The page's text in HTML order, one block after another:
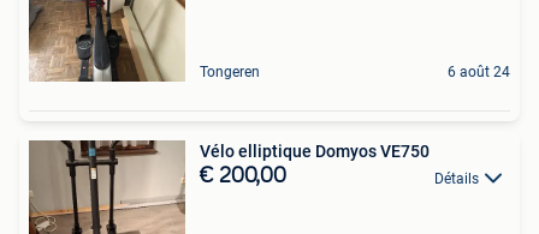
Tongeren 6 août 24
Vélo elliptique Domyos VE750
€ 200,00 Détails